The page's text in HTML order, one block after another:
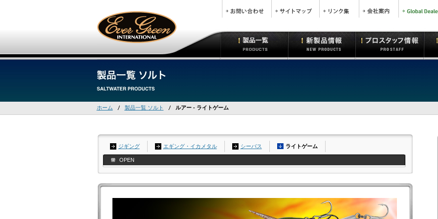
ホーム 製品一覧 ソルト ルアー - ライトゲーム
ジギング エギング・イカメタル シーバス ライトゲーム
OPEN